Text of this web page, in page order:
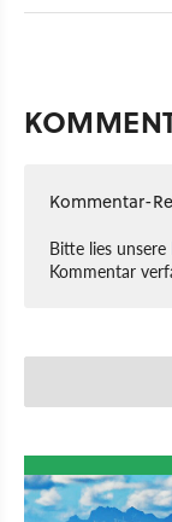
Kommentar-
Bitte lies unsere
Kommentar